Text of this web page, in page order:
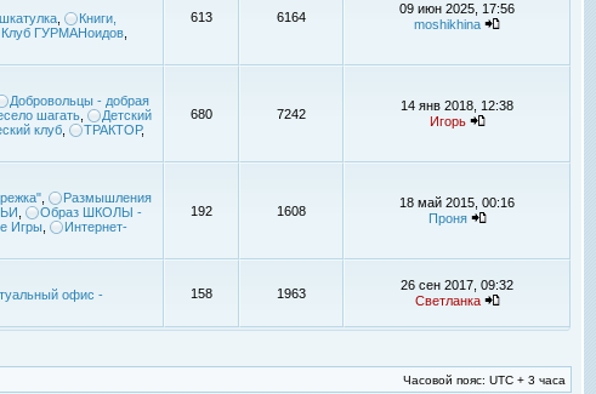
Книги,
Клуб ГУРМАНоидов
613 6164
09 июн 2025, 17:56
moshikhina
Добровольцы - добрая
шагать
Детский
клуб ТРАКТОР,
680 7242
14 янв 2018, 12:38
Игорь
Размышления
Образ ШКОЛЫ -
Игры
Интернет-
192 1608
18 май 2015, 00:16
Проня
офис -
158 1963
26 сен 2017, 09:32
Светланка
Часовой пояс: UTC + 3 часа